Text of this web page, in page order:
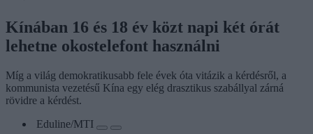
Kínában 16 és 18 év közt napi két órát
lehetne okostelefont használni
Míg a világ demokratikusabb fele évek óta vitázik a kérdésről, a
kommunista vezetésű Kína egy elég drasztikus szabállyal zárná
rövidre a kérdést.
Eduline/MTI